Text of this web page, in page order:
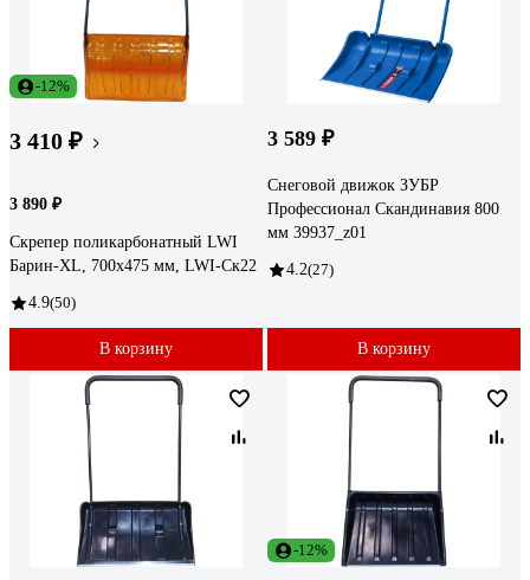
-12%
3 410 ₽
3 890 ₽
Скрепер поликарбонатный LWI
Барин-XL, 700x475 мм, LWI-Ск22
4.9(50)
В корзину
3 589 ₽
Снеговой движок ЗУБР
Профессионал Скандинавия 800
мм 39937_z01
4.2(27)
В корзину
-12%